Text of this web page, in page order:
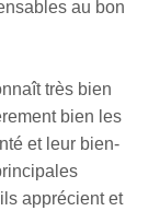
au bon
très bien
bien les
et leur bien-
apprécient et